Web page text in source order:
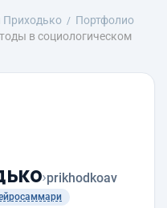
Приходько
Портфолио
в социологическом
›prikhodkoav